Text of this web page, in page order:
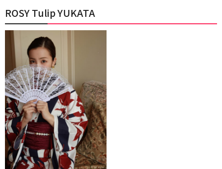
ROSY Tulip YUKATA